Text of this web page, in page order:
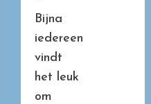
Bijna
iedereen
vindt
het leuk
om